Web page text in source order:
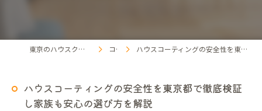
東京のハウスクリーニングならピッカリン コラム ハウスコーティングの安全性を東京都で徹底検証し家族も安心の選び方を解説
ハウスコーティングの安全性を東京都で徹底検証
し家族も安心の選び方を解説